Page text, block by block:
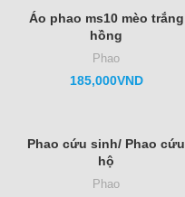
Áo phao ms10 mèo trắng
hồng
Phao
185,000VND
Phao cứu sinh/ Phao cứu
hộ
Phao